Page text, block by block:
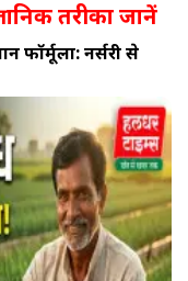
तरीका जानें
फॉर्मूला: नर्सरी से